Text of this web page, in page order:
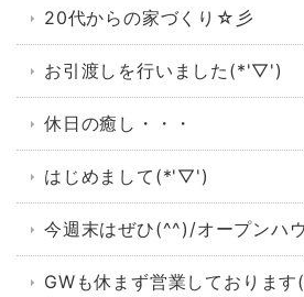
20代からの家づくり☆彡
お引渡しを行いました(*'▽')
休日の癒し・・・
はじめまして(*'▽')
今週末はぜひ(^^)/オープンハ
GWも休まず営業しておりま